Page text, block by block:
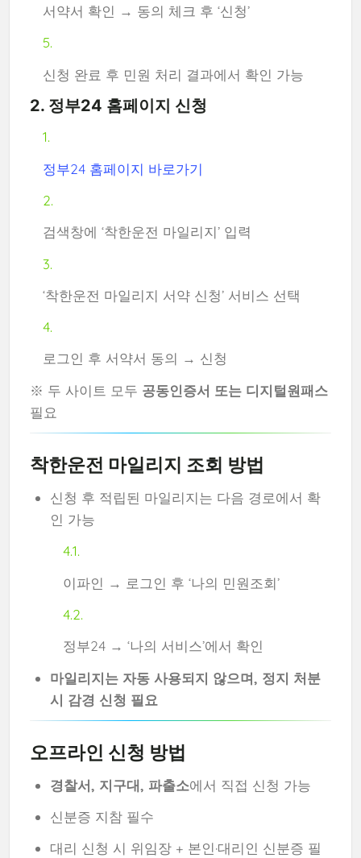
서약서 확인 → 동의 체크 후 ‘신청’
신청 완료 후 민원 처리 결과에서 확인 가능
2. 정부24 홈페이지 신청
정부24 홈페이지 바로가기
검색창에 ‘착한운전 마일리지’ 입력
‘착한운전 마일리지 서약 신청’ 서비스 선택
로그인 후 서약서 동의 → 신청
※ 두 사이트 모두 공동인증서 또는 디지털원패스
필요
착한운전 마일리지 조회 방법
신청 후 적립된 마일리지는 다음 경로에서 확
인 가능
이파인 → 로그인 후 ‘나의 민원조회’
정부24 → ‘나의 서비스’에서 확인
마일리지는 자동 사용되지 않으며, 정지 처분
시 감경 신청 필요
오프라인 신청 방법
경찰서, 지구대, 파출소에서 직접 신청 가능
신분증 지참 필수
대리 신청 시 위임장 + 본인·대리인 신분증 필